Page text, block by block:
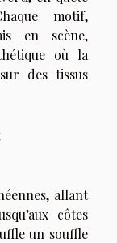
motif,
en scène,
où la
des tissus
allant
côtes
un souffle